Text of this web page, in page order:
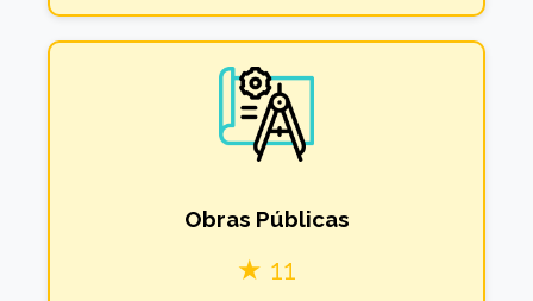
Obras Públicas
★ 11